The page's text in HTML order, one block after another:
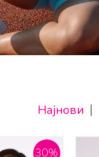
Најнови
30%